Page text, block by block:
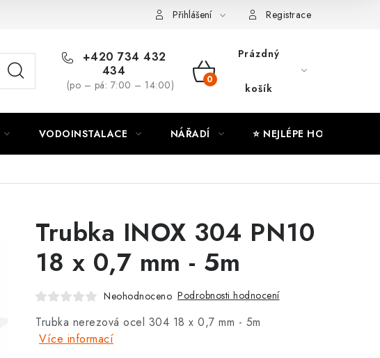
Moje objednávka
Přihlášení Registrace
+420 734 432
434
(po – pá: 7:00 – 14:00)
NÁKUPNÍ
Prázdný
košík
VODOINSTALACE NÁŘADÍ ⭐ NEJLÉPE HODNOCENÉ
Trubka INOX 304 PN10
18 x 0,7 mm - 5m
Neohodnoceno Podrobnosti hodnocení
Trubka nerezová ocel 304 18 x 0,7 mm - 5m
Více informací